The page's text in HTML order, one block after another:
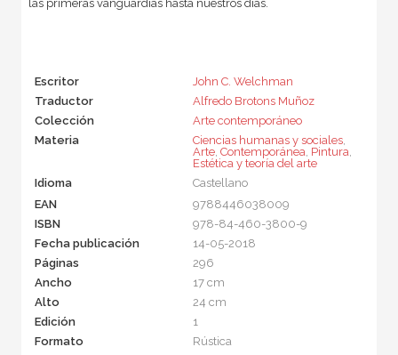
las primeras vanguardias hasta nuestros días.
Escritor
John C. Welchman
Traductor
Alfredo Brotons Muñoz
Colección
Arte contemporáneo
Materia
Ciencias humanas y sociales,
Arte, Contemporánea, Pintura,
Estética y teoría del arte
Idioma
Castellano
EAN
9788446038009
ISBN
978-84-460-3800-9
Fecha publicación
14-05-2018
Páginas
296
Ancho
17 cm
Alto
24 cm
Edición
1
Formato
Rústica